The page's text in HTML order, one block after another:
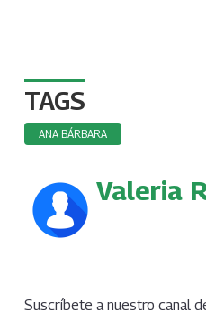
TAGS
ANA BÁRBARA
Valeria
Suscríbete a nuestro canal